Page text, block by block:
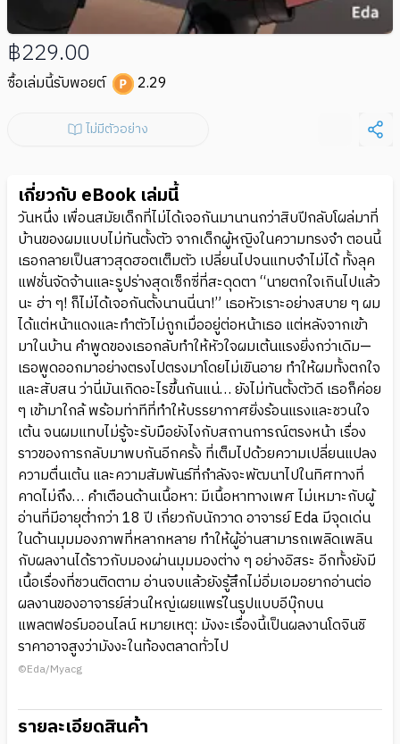
฿229.00
ซื้อเล่มนี้รับพอยต์ 2.29
ไม่มีตัวอย่าง
เกี่ยวกับ eBook เล่มนี้
วันหนึ่ง เพื่อนสมัยเด็กที่ไม่ได้เจอกันมานานกว่าสิบปีกลับโผล่มาที่
บ้านของผมแบบไม่ทันตั้งตัว จากเด็กผู้หญิงในความทรงจำ ตอนนี้
เธอกลายเป็นสาวสุดฮอตเต็มตัว เปลี่ยนไปจนแทบจำไม่ได้ ทั้งลุค
แฟชั่นจัดจ้านและรูปร่างสุดเซ็กซี่ที่สะดุดตา “นายตกใจเกินไปแล้ว
นะ ฮ่า ๆ! ก็ไม่ได้เจอกันตั้งนานนี่นา!” เธอหัวเราะอย่างสบาย ๆ ผม
ได้แต่หน้าแดงและทำตัวไม่ถูกเมื่ออยู่ต่อหน้าเธอ แต่หลังจากเข้า
มาในบ้าน คำพูดของเธอกลับทำให้หัวใจผมเต้นแรงยิ่งกว่าเดิม—
เธอพูดออกมาอย่างตรงไปตรงมาโดยไม่เขินอาย ทำให้ผมทั้งตกใจ
และสับสน ว่านี่มันเกิดอะไรขึ้นกันแน่… ยังไม่ทันตั้งตัวดี เธอก็ค่อย
ๆ เข้ามาใกล้ พร้อมท่าทีที่ทำให้บรรยากาศยิ่งร้อนแรงและชวนใจ
เต้น จนผมแทบไม่รู้จะรับมือยังไงกับสถานการณ์ตรงหน้า เรื่อง
ราวของการกลับมาพบกันอีกครั้ง ที่เต็มไปด้วยความเปลี่ยนแปลง
ความตื่นเต้น และความสัมพันธ์ที่กำลังจะพัฒนาไปในทิศทางที่
คาดไม่ถึง… คำเตือนด้านเนื้อหา: มีเนื้อหาทางเพศ ไม่เหมาะกับผู้
อ่านที่มีอายุต่ำกว่า 18 ปี เกี่ยวกับนักวาด อาจารย์ Eda มีจุดเด่น
ในด้านมุมมองภาพที่หลากหลาย ทำให้ผู้อ่านสามารถเพลิดเพลิน
กับผลงานได้ราวกับมองผ่านมุมมองต่าง ๆ อย่างอิสระ อีกทั้งยังมี
เนื้อเรื่องที่ชวนติดตาม อ่านจบแล้วยังรู้สึกไม่อิ่มเอมอยากอ่านต่อ
ผลงานของอาจารย์ส่วนใหญ่เผยแพร่ในรูปแบบอีบุ๊กบน
แพลตฟอร์มออนไลน์ หมายเหตุ: มังงะเรื่องนี้เป็นผลงานโดจินชิ
ราคาอาจสูงว่ามังงะในท้องตลาดทั่วไป
©Eda/Myacg
รายละเอียดสินค้า